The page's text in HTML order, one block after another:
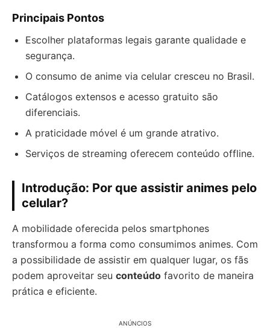
Principais Pontos
Escolher plataformas legais garante qualidade e
segurança.
O consumo de anime via celular cresceu no Brasil.
Catálogos extensos e acesso gratuito são
diferenciais.
A praticidade móvel é um grande atrativo.
Serviços de streaming oferecem conteúdo offline.
Introdução: Por que assistir animes pelo
celular?
A mobilidade oferecida pelos smartphones
transformou a forma como consumimos animes. Com
a possibilidade de assistir em qualquer lugar, os fãs
podem aproveitar seu conteúdo favorito de maneira
prática e eficiente.
ANÚNCIOS